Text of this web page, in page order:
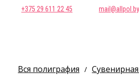
+375 29 611 22 45 mail@allpol.by
Вся полиграфия /